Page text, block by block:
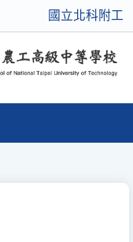
國立北科附工